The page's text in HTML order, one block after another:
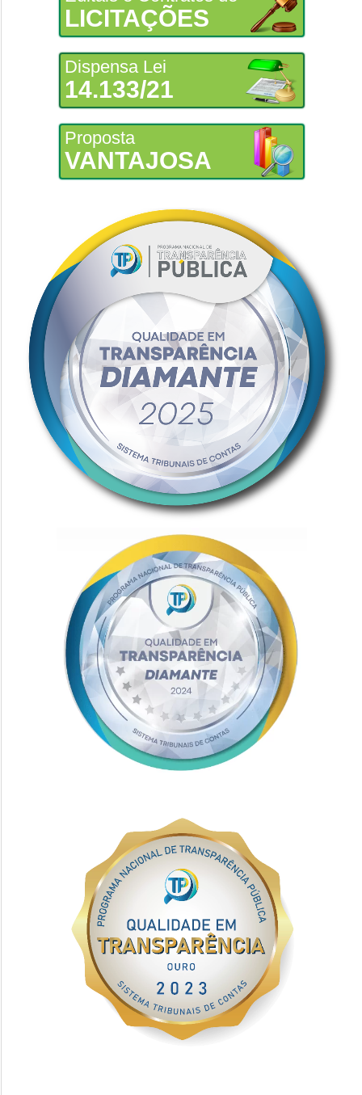
LICITAÇÕES
Dispensa Lei
14.133/21
Proposta
VANTAJOSA